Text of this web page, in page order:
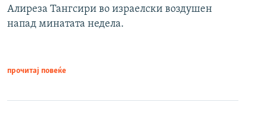
Алиреза Тангсири во израелски воздушен
напад минатата недела.
прочитај повеќе